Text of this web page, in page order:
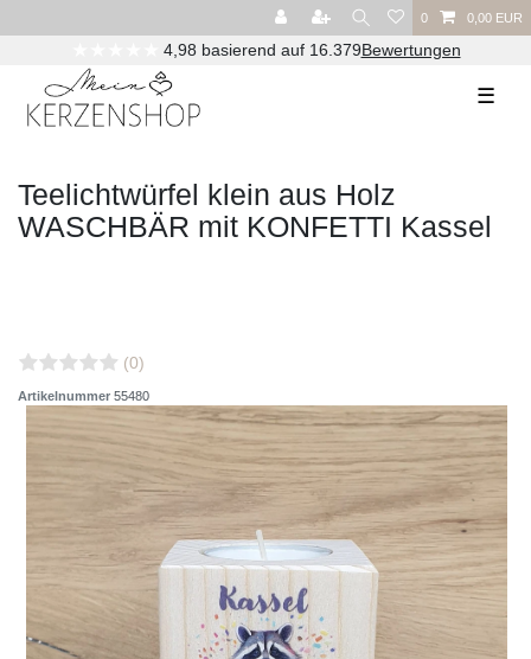
0 0,00 EUR
4,98 basierend auf 16.379Bewertungen
☰
Teelichtwürfel klein aus Holz
WASCHBÄR mit KONFETTI Kassel
(0)
Artikelnummer 55480